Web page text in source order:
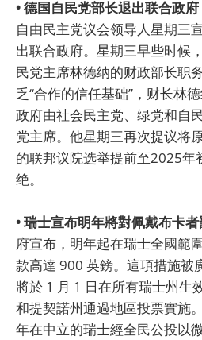
• 德国自民党部长退出联合政
自由民主党议会领导人星期三
出联合政府。星期三早些时候
民党主席林德纳的财政部长职
乏“合作的信任基础”，财长林
政府由社会民主党、绿党和自
党主席。他星期三再次提议将
的联邦议院选举提前至2025年
绝。
• 瑞士宣布明年將對佩戴布卡
府宣布，明年起在瑞士全國範
款高達 900 英鎊。這項措施被
將於 1 月 1 日在所有瑞士州生
和提契諾州通過地區投票實施
年在中立的瑞士經全民公投以